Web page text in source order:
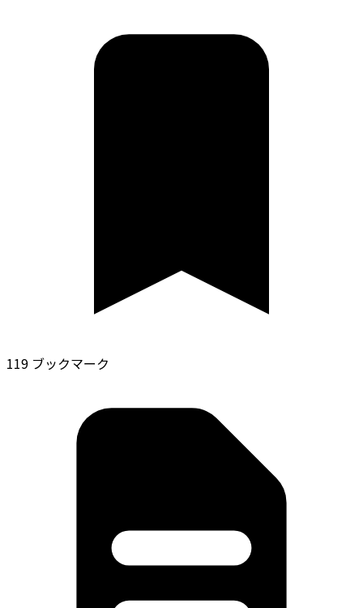
119 ブックマーク